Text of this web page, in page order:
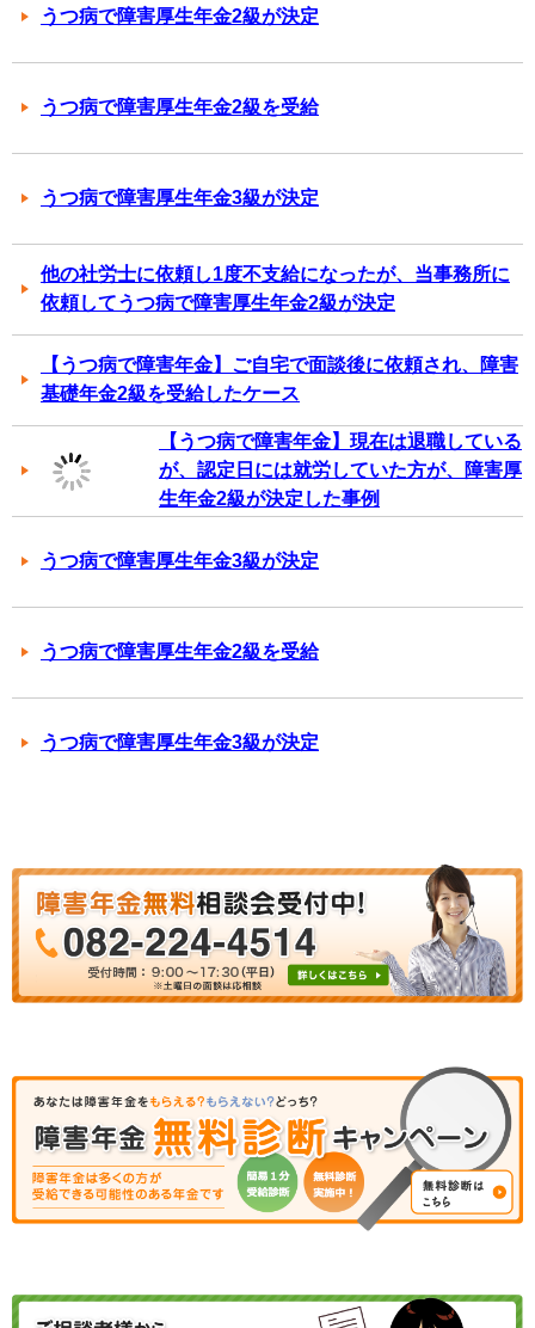
うつ病で障害厚生年金2級が決定
うつ病で障害厚生年金2級を受給
うつ病で障害厚生年金3級が決定
他の社労士に依頼し1度不支給になったが、当事務所に
依頼してうつ病で障害厚生年金2級が決定
【うつ病で障害年金】ご自宅で面談後に依頼され、障害
基礎年金2級を受給したケース
【うつ病で障害年金】現在は退職している
が、認定日には就労していた方が、障害厚
生年金2級が決定した事例
うつ病で障害厚生年金3級が決定
うつ病で障害厚生年金2級を受給
うつ病で障害厚生年金3級が決定